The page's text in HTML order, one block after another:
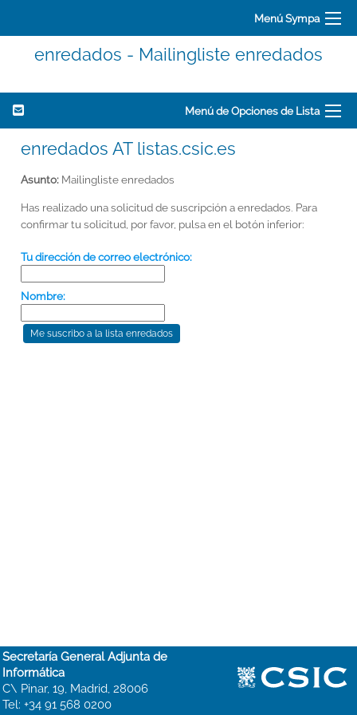
Menú Sympa
enredados - Mailingliste enredados
Menú de Opciones de Lista
enredados AT listas.csic.es
Asunto: Mailingliste enredados
Has realizado una solicitud de suscripción a enredados. Para
confirmar tu solicitud, por favor, pulsa en el botón inferior:
Tu dirección de correo electrónico:
Nombre:
Secretaría General Adjunta de
Informática
C\ Pinar, 19, Madrid, 28006
Tel: +34 91 568 0200